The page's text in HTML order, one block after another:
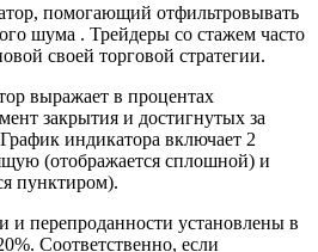
помогающий отфильтровывать
шума . Трейдеры со стажем часто
своей торговой стратегии.
выражает в процентах
закрытия и достигнутых за
индикатора включает 2
(отображается сплошной) и
пунктиром).
и перепроданности установлены в
Соответственно, если